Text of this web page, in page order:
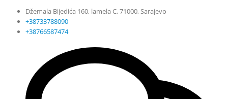
Džemala Bijedića 160, lamela C, 71000, Sarajevo
+38733788090
+38766587474